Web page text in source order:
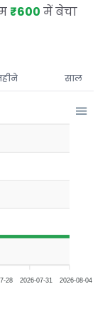
₹600 में बेचा
साल
28 2026-07-31 2026-08-04